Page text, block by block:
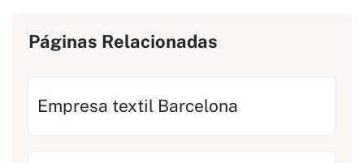
Páginas Relacionadas
Empresa textil Barcelona